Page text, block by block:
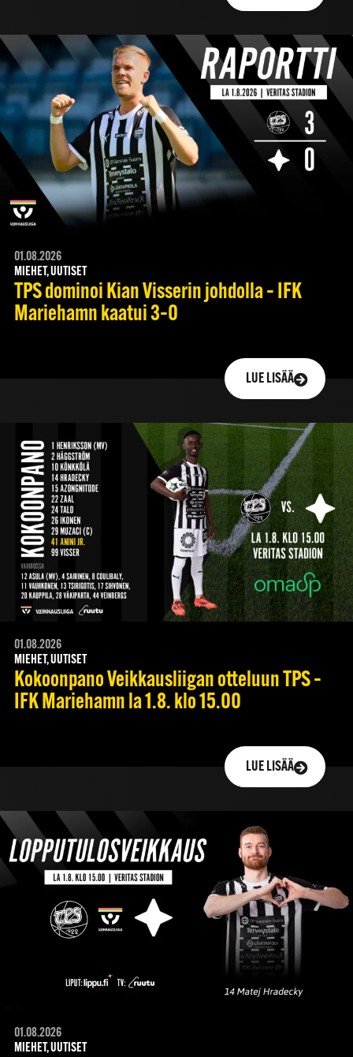
01.08.2026
MIEHET, UUTISET
TPS dominoi Kian Visserin johdolla – IFK
Mariehamn kaatui 3–0
LUE LISÄÄ
01.08.2026
MIEHET, UUTISET
Kokoonpano Veikkausliigan otteluun TPS –
IFK Mariehamn la 1.8. klo 15.00
LUE LISÄÄ
01.08.2026
MIEHET, UUTISET